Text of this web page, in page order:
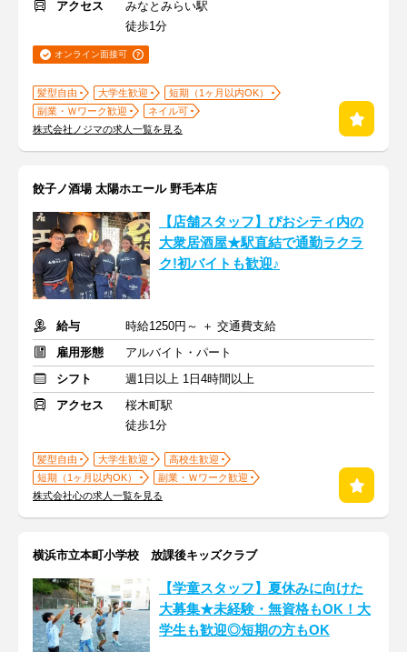
アクセス
みなとみらい駅
徒歩1分
オンライン面接可
髪型自由 大学生歓迎
短期（1ヶ月以内OK）
副業・Ｗワーク歓迎
ネイル可
株式会社ノジマの求人一覧を見る
餃子ノ酒場 太陽ホエール 野毛本店
【店舗スタッフ】ぴおシティ内の
大衆居酒屋★駅直結で通勤ラクラ
ク!初バイトも歓迎♪
給与
時給1250円～ ＋ 交通費支給
雇用形態
アルバイト・パート
シフト
週1日以上 1日4時間以上
アクセス
桜木町駅
徒歩1分
髪型自由 大学生歓迎
高校生歓迎
短期（1ヶ月以内OK）
副業・Ｗワーク歓迎
株式会社心の求人一覧を見る
横浜市立本町小学校 放課後キッズクラブ
【学童スタッフ】夏休みに向けた
大募集★未経験・無資格もOK！大
学生も歓迎◎短期の方もOK